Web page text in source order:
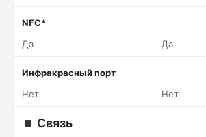
NFC*
Да
Да
Инфракрасный порт
Нет
Нет
Связь